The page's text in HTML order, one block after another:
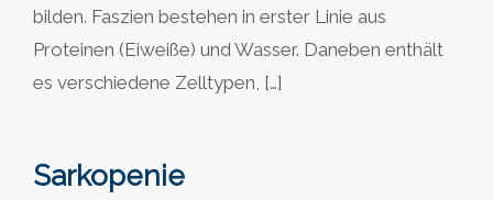
bilden. Faszien bestehen in erster Linie aus
Proteinen (Eiweiße) und Wasser. Daneben enthält
es verschiedene Zelltypen, […]
Sarkopenie